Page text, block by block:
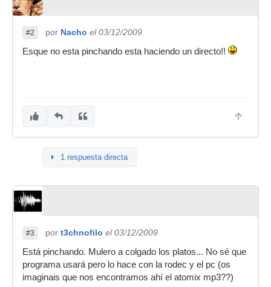
#2 por Nacho el 03/12/2009
Esque no esta pinchando esta haciendo un directo!!
1 respuesta directa
#3 por t3chnofilo el 03/12/2009
Está pinchando. Mulero a colgado los platos... No sé que
programa usará pero lo hace con la rodec y el pc (os
imaginais que nos encontramos ahí el atomix mp3??)